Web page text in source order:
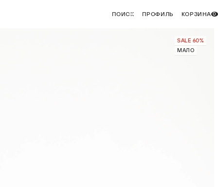
ПОИСК ПРОФИЛЬ КОРЗИНА 0
SALE 60%
МАЛО